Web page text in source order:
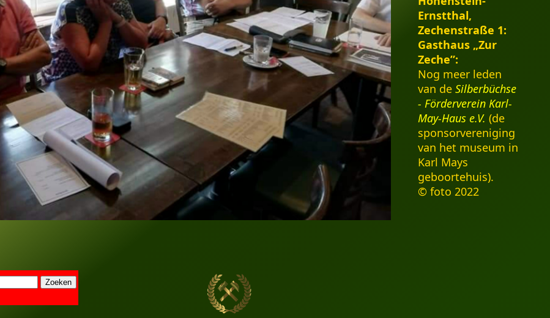
Ernstthal,
Zechenstraße 1:
Gasthaus „Zur
Zeche”:
Nog meer leden
van deSilberbüchse
- Förderverein Karl-
May-Haus e.V. (de
sponsorvereniging
van het museum in
Karl Mays
geboortehuis).
© foto 2022